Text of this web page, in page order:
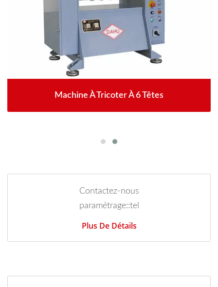
Machine À Tricoter À 6 Têtes
Contactez-nous
paramétrage::tel
Plus De Détails